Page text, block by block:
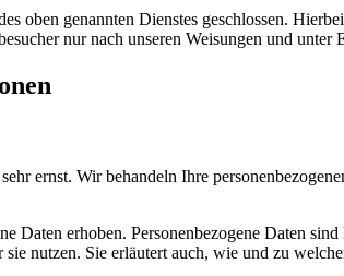
genannten Dienstes geschlossen.
nur nach unseren Weisungen und
ernst. Wir behandeln Ihre
Daten erhoben. Personenbezogene Daten
nutzen. Sie erläutert auch, wie und zu